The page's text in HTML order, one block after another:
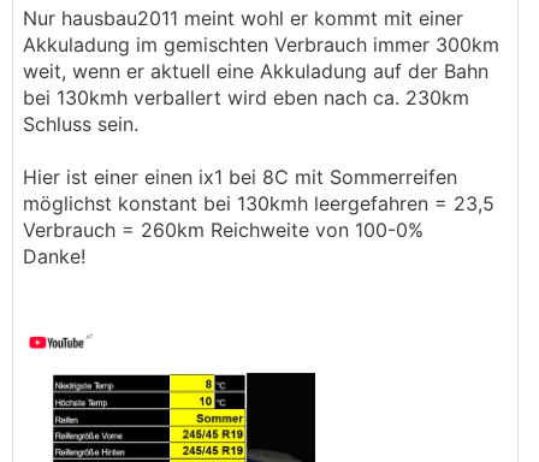
Nur hausbau2011 meint wohl er kommt mit einer
Akkuladung im gemischten Verbrauch immer 300km
weit, wenn er aktuell eine Akkuladung auf der Bahn
bei 130kmh verballert wird eben nach ca. 230km
Schluss sein.
Hier ist einer einen ix1 bei 8C mit Sommerreifen
möglichst konstant bei 130kmh leergefahren = 23,5
Verbrauch = 260km Reichweite von 100-0%
Danke!